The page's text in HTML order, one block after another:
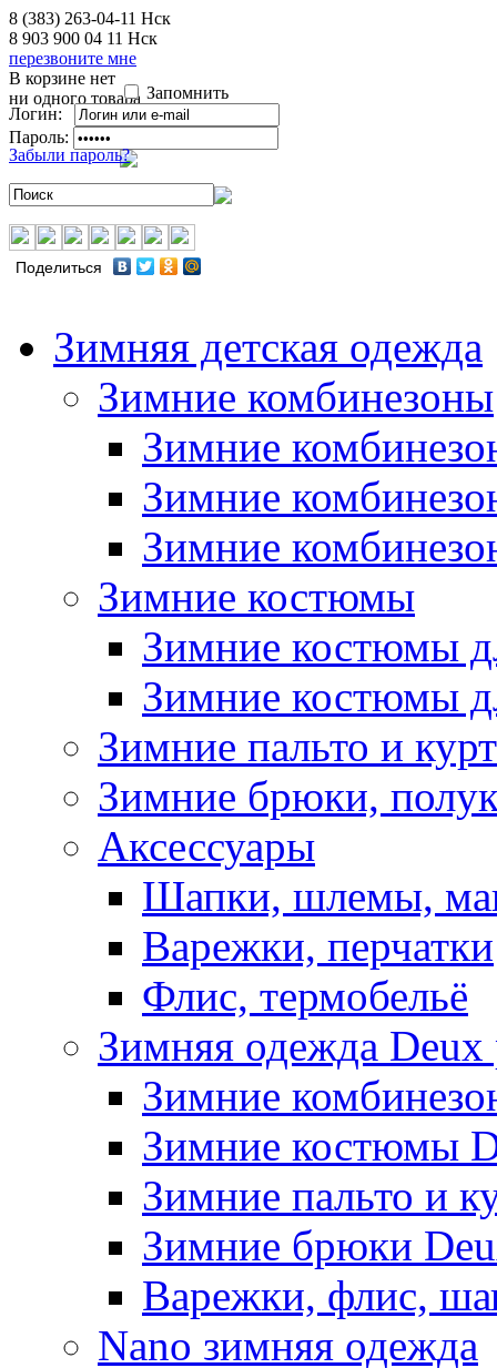
8 (383) 263-04-11 Нск
8 903 900 04 11 Нск
перезвоните мне
В корзине нет
ни одного товара Запомнить
Логин:
Пароль:
Забыли пароль?
Поделиться
Зимняя детская одежда
Зимние комбинезоны
Зимние
Зимние
Зимние
Зимние костюмы
Зимние костюмы
Зимние костюмы
Зимние пальто и
Зимние брюки,
Аксессуары
Шапки, шлемы,
Варежки, перчатки
Флис, термобельё
Зимняя одежда Deux
Зимние
Зимние костюмы
Зимние пальто и
Зимние брюки
Варежки, флис,
Nano зимняя одежда